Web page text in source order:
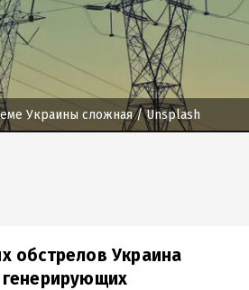
Украины сложная/ Unsplash
обстрелов Украина
генерирующих